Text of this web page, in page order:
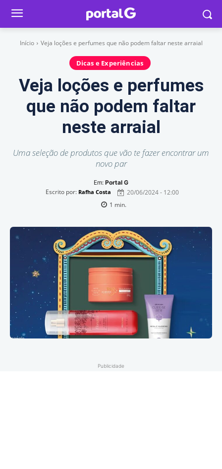
Início Veja loções e perfumes que não podem faltar neste arraial
Dicas e Experiências
Veja loções e perfumes
que não podem faltar
neste arraial
Uma seleção de produtos que vão te fazer encontrar um
novo par
Em: Portal G
Escrito por: Rafha Costa
20/06/2024 - 12:00
1 min.
Publicidade